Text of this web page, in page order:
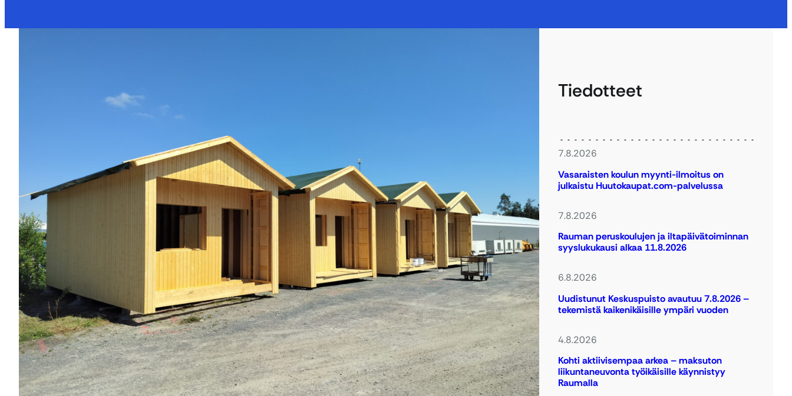
Tiedotteet
7.8.2026
Vasaraisten koulun myynti-ilmoitus on
julkaistu Huutokaupat.com-palvelussa
7.8.2026
Rauman peruskoulujen ja iltapäivätoiminnan
syyslukukausi alkaa 11.8.2026
6.8.2026
Uudistunut Keskuspuisto avautuu 7.8.2026 –
tekemistä kaikenikäisille ympäri vuoden
4.8.2026
Kohti aktiivisempaa arkea – maksuton
liikuntaneuvonta työikäisille käynnistyy
Raumalla